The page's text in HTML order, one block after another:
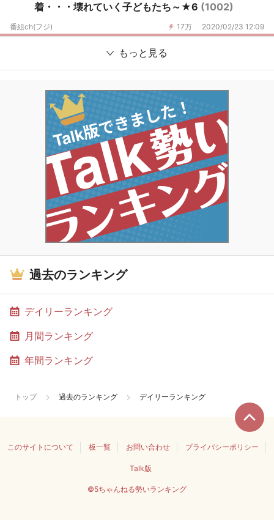
着・・・壊れていく子どもたち～★6 (1002)
17万 2020/02/23 12:09
番組ch(フジ)
もっと見る
過去のランキング
デイリーランキング
月間ランキング
年間ランキング
トップ 過去のランキング デイリーランキング
このサイトについて 板一覧 お問い合わせ プライバシーポリシー
Talk版
©5ちゃんねる勢いランキング